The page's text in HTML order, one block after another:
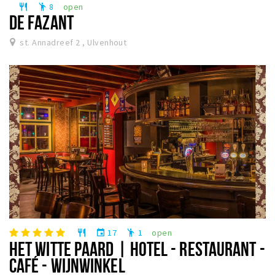
restaurant emoji_people 8 open
DE FAZANT
st. Annadreef 2 , Ulvenhout
restaurant event 17 emoji_people 1 open
HET WITTE PAARD | HOTEL - RESTAURANT -
CAFÉ - WIJNWINKEL